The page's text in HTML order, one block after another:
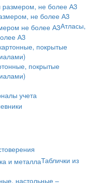
не более А3
Атласы,
А3
покрытые
учета
Таблички из